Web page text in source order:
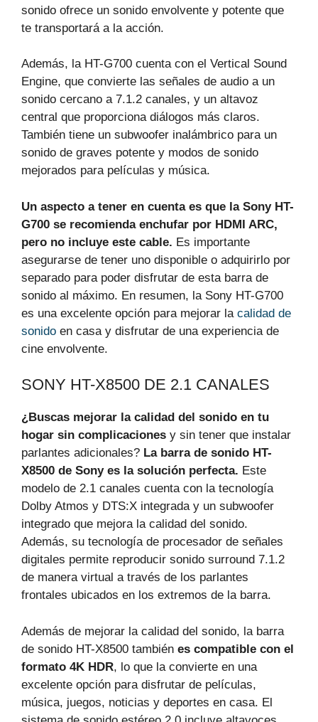
sonido ofrece un sonido envolvente y potente que
te transportará a la acción.
Además, la HT-G700 cuenta con el Vertical Sound
Engine, que convierte las señales de audio a un
sonido cercano a 7.1.2 canales, y un altavoz
central que proporciona diálogos más claros.
También tiene un subwoofer inalámbrico para un
sonido de graves potente y modos de sonido
mejorados para películas y música.
Un aspecto a tener en cuenta es que la Sony HT-
G700 se recomienda enchufar por HDMI ARC,
pero no incluye este cable. Es importante
asegurarse de tener uno disponible o adquirirlo por
separado para poder disfrutar de esta barra de
sonido al máximo. En resumen, la Sony HT-G700
es una excelente opción para mejorar la calidad de
sonido en casa y disfrutar de una experiencia de
cine envolvente.
SONY HT-X8500 DE 2.1 CANALES
¿Buscas mejorar la calidad del sonido en tu
hogar sin complicaciones y sin tener que instalar
parlantes adicionales? La barra de sonido HT-
X8500 de Sony es la solución perfecta. Este
modelo de 2.1 canales cuenta con la tecnología
Dolby Atmos y DTS:X integrada y un subwoofer
integrado que mejora la calidad del sonido.
Además, su tecnología de procesador de señales
digitales permite reproducir sonido surround 7.1.2
de manera virtual a través de los parlantes
frontales ubicados en los extremos de la barra.
Además de mejorar la calidad del sonido, la barra
de sonido HT-X8500 también es compatible con el
formato 4K HDR, lo que la convierte en una
excelente opción para disfrutar de películas,
música, juegos, noticias y deportes en casa. El